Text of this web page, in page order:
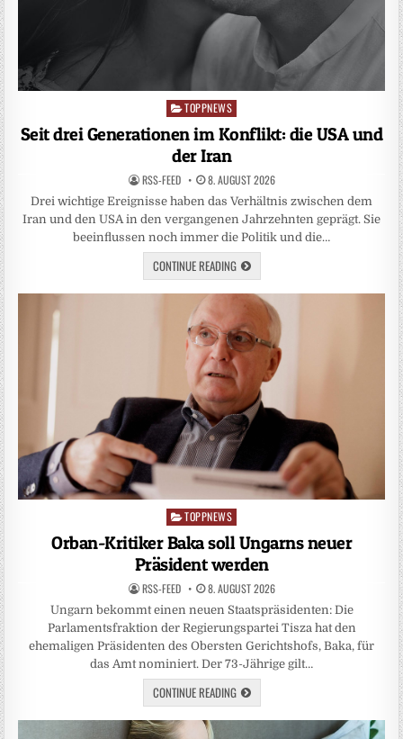
Posted
TOPPNEWS
Seit drei Generationen im Konflikt: die USA und
der Iran
RSS-FEED 8. AUGUST 2026
Drei wichtige Ereignisse haben das Verhältnis zwischen dem
Iran und den USA in den vergangenen Jahrzehnten geprägt. Sie
beeinflussen noch immer die Politik und die…
CONTINUE READING
Posted
in
TOPPNEWS
Orban-Kritiker Baka soll Ungarns neuer
Präsident werden
RSS-FEED 8. AUGUST 2026
Ungarn bekommt einen neuen Staatspräsidenten: Die
Parlamentsfraktion der Regierungspartei Tisza hat den
ehemaligen Präsidenten des Obersten Gerichtshofs, Baka, für
das Amt nominiert. Der 73-Jährige gilt…
CONTINUE READING